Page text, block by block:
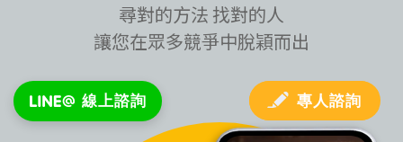
尋對的方法 找對的人
讓您在眾多競爭中脫穎而出
專人諮詢
線上諮詢